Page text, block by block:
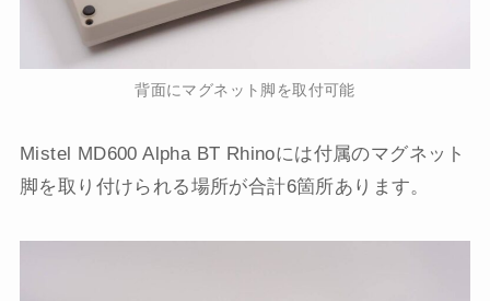
背面にマグネット脚を取付可能
Mistel MD600 Alpha BT Rhinoには付属のマグネット
脚を取り付けられる場所が合計6箇所あります。